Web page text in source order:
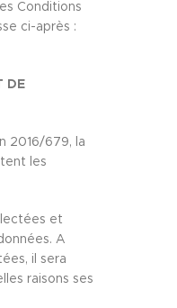
Conditions
ci-après :
DE
2016/679, la
les
et
A
il sera
raisons ses